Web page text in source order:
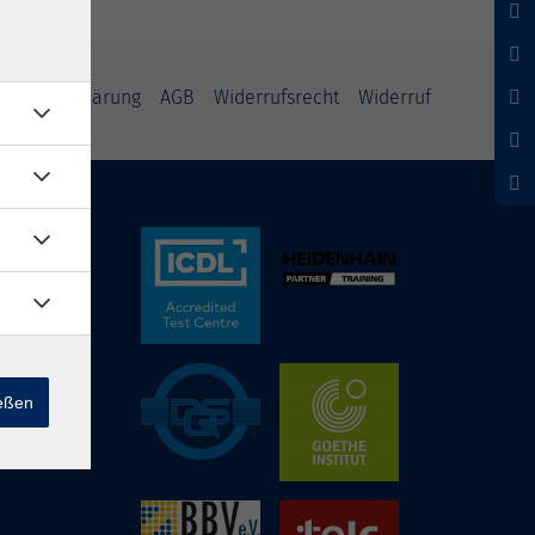
AGB Widerrufsrecht Widerruf